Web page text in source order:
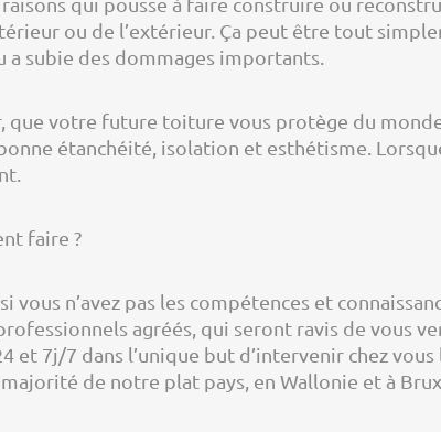
ou de l’extérieur. Ça peut être tout
a subie des dommages importants.
que votre future toiture vous protège du
étanchéité, isolation et esthétisme.
faire ?
vous n’avez pas les compétences et
agréés, qui seront ravis de vous
et 7j/7 dans l’unique but d’intervenir chez
de notre plat pays, en Wallonie et à